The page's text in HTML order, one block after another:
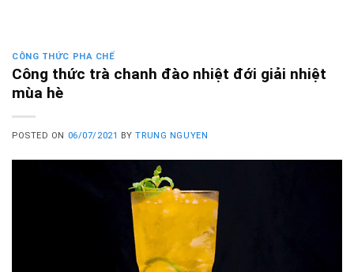
CÔNG THỨC PHA CHẾ
Công thức trà chanh đào nhiệt đới giải nhiệt
mùa hè
POSTED ON 06/07/2021 BYTRUNG NGUYEN